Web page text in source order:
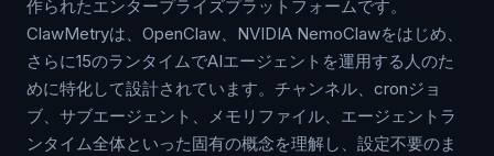
作られたエンタープライズプラットフォームです。
ClawMetryは、OpenClaw、NVIDIA NemoClawをはじめ、
さらに15のランタイムでAIエージェントを運用する人のた
めに特化して設計されています。チャンネル、cronジョ
ブ、サブエージェント、メモリファイル、エージェントラ
ンタイム全体といった固有の概念を理解し、設定不要のま